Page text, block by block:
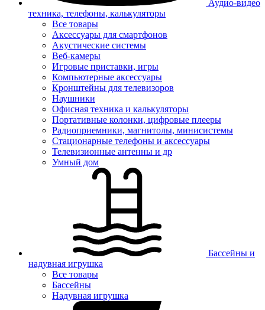
Аудио-видео
техника, телефоны, калькуляторы
Все товары
Аксессуары для смартфонов
Акустические системы
Веб-камеры
Игровые приставки, игры
Компьютерные аксессуары
Кронштейны для телевизоров
Наушники
Офисная техника и калькуляторы
Портативные колонки, цифровые плееры
Радиоприемники, магнитолы, минисистемы
Стационарные телефоны и аксессуары
Телевизионные антенны и др
Умный дом
Бассейны и
надувная игрушка
Все товары
Бассейны
Надувная игрушка